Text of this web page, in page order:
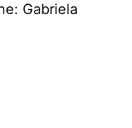
Gabriela